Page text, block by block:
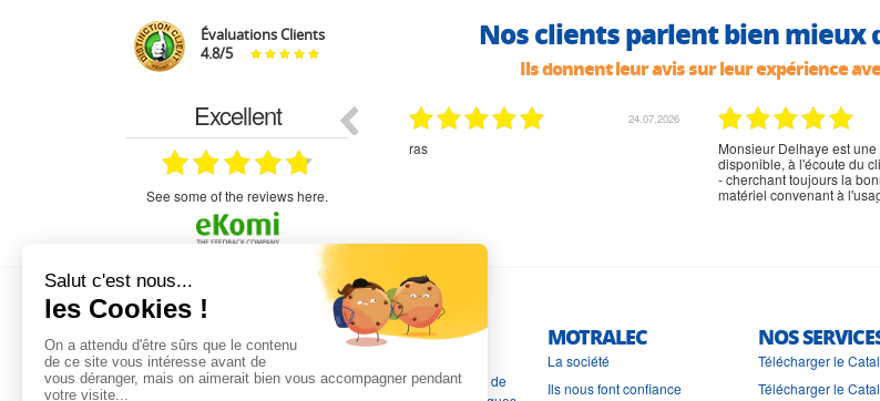
Évaluations Clients
4.8/5 Nos clients parlent bien mieux
Ils donnent leur avis sur leur expérience
Excellent
see some of the reviews here.
29.03.2026
bonjour commande pompe puit malgré un
appel en dehors des heures d ouverture votre
commercial a géré ma demande le devis reçu
immédiatement un fois le paiement effectue la
commande a été valider l envoi a été un peu
long mais dans l ensemble très satisfait
24.07.2026
ras
Monsieur Delhaye est
disponible, à l'écoute du
- cherchant toujours la
matériel convenant à
L'EXPERTISE MOTRALEC
Depuis 1976, nous sommes
Franceen pompes de relevage, station de relevage, pompe de
MOTRALEC
La société
Ils nous font confiance
NOS
Télécharger le
Télécharger le